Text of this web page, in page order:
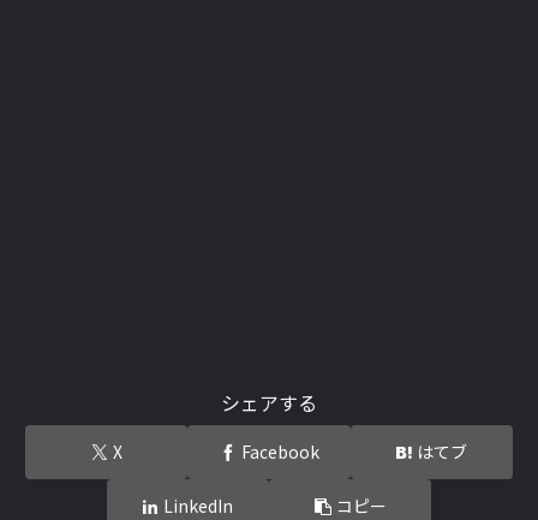
シェアする
X Facebook はてブ
LinkedIn コピー